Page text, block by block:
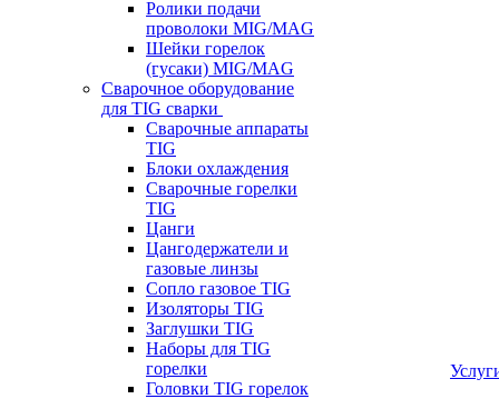
Ролики подачи
проволоки MIG/MAG
Шейки горелок
(гусаки) MIG/MAG
Сварочное оборудование
для TIG сварки
Сварочные аппараты
TIG
Блоки охлаждения
Сварочные горелки
TIG
Цанги
Цангодержатели и
газовые линзы
Сопло газовое TIG
Изоляторы TIG
Заглушки TIG
Наборы для TIG
горелки
Головки TIG горелок